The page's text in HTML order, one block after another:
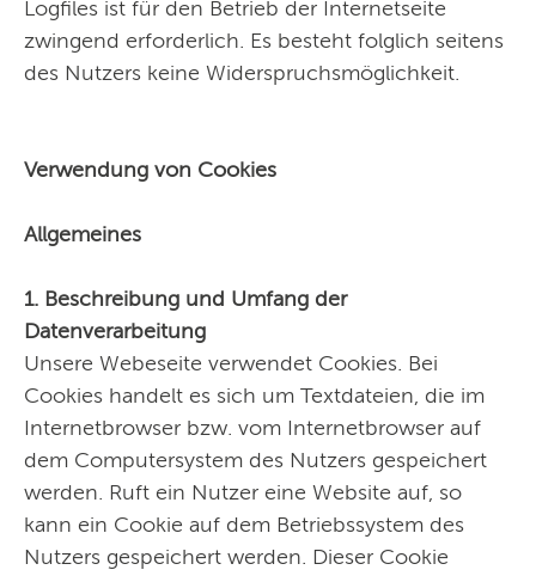
Logfiles ist für den Betrieb der Internetseite
zwingend erforderlich. Es besteht folglich seitens
des Nutzers keine Widerspruchsmöglichkeit.
Verwendung von Cookies
Allgemeines
1. Beschreibung und Umfang der
Datenverarbeitung
Unsere Webeseite verwendet Cookies. Bei
Cookies handelt es sich um Textdateien, die im
Internetbrowser bzw. vom Internetbrowser auf
dem Computersystem des Nutzers gespeichert
werden. Ruft ein Nutzer eine Website auf, so
kann ein Cookie auf dem Betriebssystem des
Nutzers gespeichert werden. Dieser Cookie